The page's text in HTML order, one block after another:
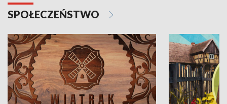
SPOŁECZEŃSTWO